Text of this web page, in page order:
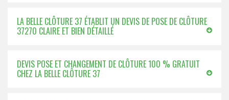
LA BELLE CLÔTURE 37 ÉTABLIT UN DEVIS DE POSE DE CLÔTURE
37270 CLAIRE ET BIEN DÉTAILLÉ
DEVIS POSE ET CHANGEMENT DE CLÔTURE 100 % GRATUIT
CHEZ LA BELLE CLÔTURE 37